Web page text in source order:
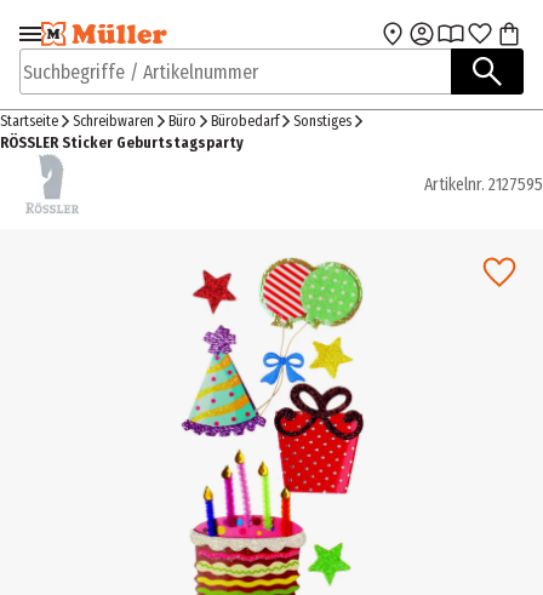
Zur Navigation
springen
Zum Hauptinhalt
Suchbegriffe / Artikelnummer
Startseite Schreibwaren Büro Bürobedarf
Sonstiges
RÖSSLER Sticker Geburtstagsparty
Artikelnr. 2127595